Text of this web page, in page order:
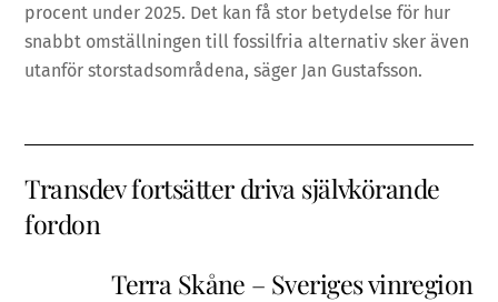
procent under 2025. Det kan få stor betydelse för hur
snabbt omställningen till fossilfria alternativ sker även
utanför storstadsområdena, säger Jan Gustafsson.
Transdev fortsätter driva självkörande
fordon
Terra Skåne – Sveriges vinregion